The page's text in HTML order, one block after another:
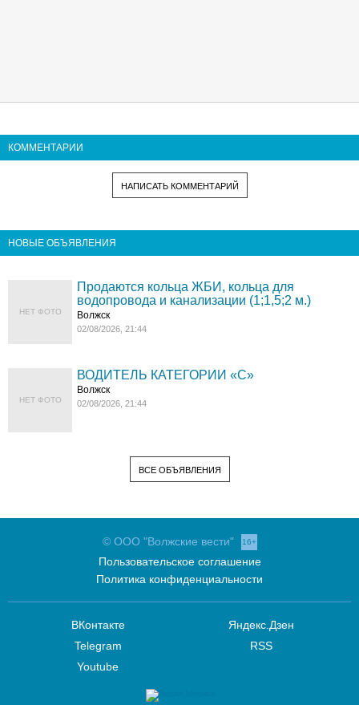
КОММЕНТАРИИ
НАПИСАТЬ КОММЕНТАРИЙ
НОВЫЕ ОБЪЯВЛЕНИЯ
НЕТ ФОТО
Продаются кольца ЖБИ, кольца для
водопровода и канализации (1;1,5;2 м.)
Волжск
02/08/2026, 21:44
НЕТ ФОТО
ВОДИТЕЛЬ КАТЕГОРИИ «C»
Волжск
02/08/2026, 21:44
ВСЕ ОБЪЯВЛЕНИЯ
© ООО "Волжские вести" 16+
Пользовательское соглашение
Политика конфиденциальности
ВКонтакте
Telegram
Youtube
Яндекс.Дзен
RSS